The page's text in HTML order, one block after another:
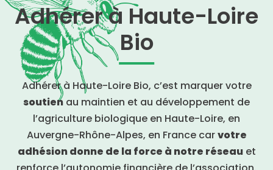
Adhérer à Haute-Loire
Bio
Adhérer à Haute-Loire Bio, c’est marquer votre
soutien au maintien et au développement de
l’agriculture biologique en Haute-Loire, en
Auvergne-Rhône-Alpes, en France carvotre
adhésion donne de la force à notre réseauet